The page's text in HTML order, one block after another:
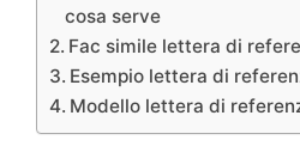
cosa serve
Fac simile lettera di
Esempio lettera di
Modello lettera di